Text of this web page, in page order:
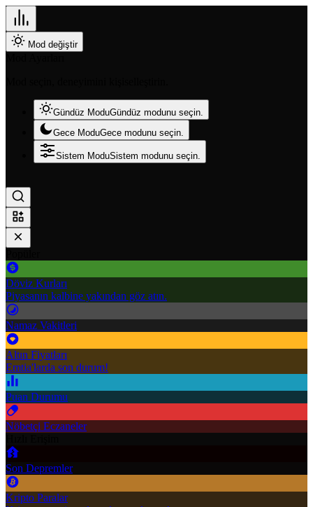
Mod değiştir
Gündüz ModuGündüz modunu seçin.
Gece ModuGece modunu seçin.
Sistem ModuSistem modunu seçin.
Döviz Kurları
Piyasanın kalbine yakından göz atın.
Namaz Vakitleri
Altın Fiyatları
Emtia'larda son durum!
Puan Durumu
Nöbetçi Eczaneler
Son Depremler
Kripto Paralar